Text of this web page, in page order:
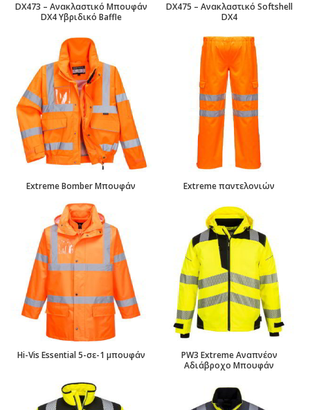
DX473 – Ανακλαστικό Μπουφάν
DX4 Υβριδικό Baffle
DX475 – Ανακλαστικό Softshell
DX4
Extreme Bomber Μπουφάν Extreme παντελονιών
Hi-Vis Essential 5-σε-1 μπουφάν
PW3 Extreme Αναπνέον
Αδιάβροχο Μπουφάν